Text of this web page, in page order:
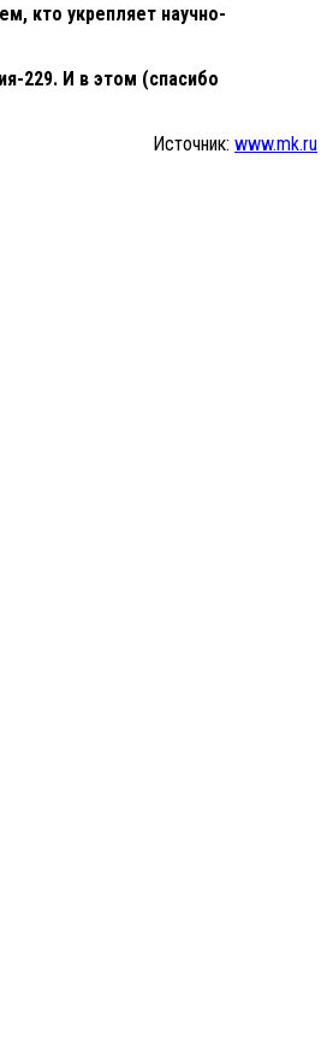
кто укрепляет научно-
229. И в этом (спасибо
Источник: www.mk.ru